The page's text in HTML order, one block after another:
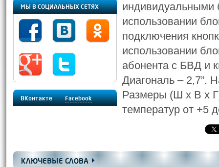
МЫ В СОЦИАЛЬНЫХ СЕТЯХ
ВКонтакте Facebook
индивидуальными
использовании
подключения
использовании
абонента с БВД и
Диагональ – 2,7”.
Размеры (Ш х В х
температур от +5
КЛЮЧЕВЫЕ СЛОВА